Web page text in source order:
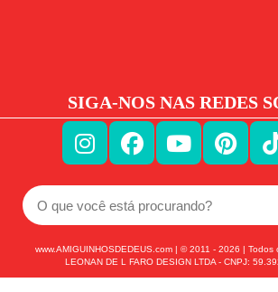
SIGA-NOS NAS REDES
www.AMIGUINHOSDEDEUS.com | © 2011 - 2026 | Todos
LEONAN DE L FARO DESIGN LTDA - CNPJ: